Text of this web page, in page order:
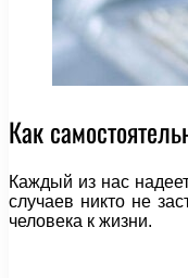
Как
Каждый из нас
случаев никто не
человека к жизни.